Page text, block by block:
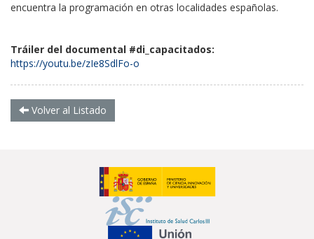
encuentra la programación en otras localidades españolas.
Tráiler del documental #di_capacitados:
https://youtu.be/zIe8SdlFo-o
Volver al Listado